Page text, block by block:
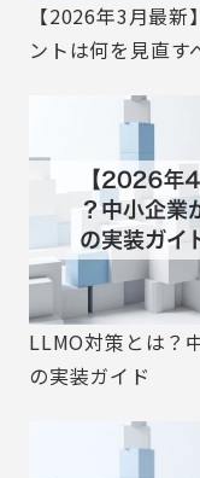
【2026年3月最
ントは何を見直す
LLMO対策とは？
の実装ガイド